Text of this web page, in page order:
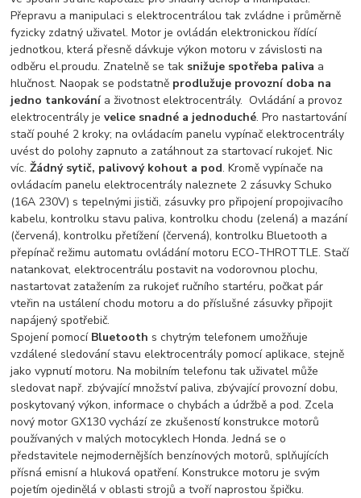
Přepravu a manipulaci s elektrocentrálou tak zvládne i průměrně
fyzicky zdatný uživatel. Motor je ovládán elektronickou řídící
jednotkou, která přesně dávkuje výkon motoru v závislosti na
odběru el.proudu. Znatelně se tak snižuje spotřeba paliva a
hlučnost. Naopak se podstatně prodlužuje provozní doba na
jedno tankovánía životnost elektrocentrály. Ovládání a provoz
elektrocentrály jevelice snadné a jednoduché. Pro nastartování
stačí pouhé 2 kroky; na ovládacím panelu vypínač elektrocentrály
uvést do polohy zapnuto a zatáhnout za startovací rukojeť. Nic
víc.Žádný sytič, palivový kohout a pod. Kromě vypínače na
ovládacím panelu elektrocentrály naleznete 2 zásuvky Schuko
(16A 230V) s tepelnými jističi, zásuvky pro připojení propojivacího
kabelu, kontrolku stavu paliva, kontrolku chodu (zelená) a mazání
(červená), kontrolku přetížení (červená), kontrolku Bluetooth a
přepínač režimu automatu ovládání motoru ECO-THROTTLE. Stačí
natankovat, elektrocentrálu postavit na vodorovnou plochu,
nastartovat zatažením za rukojeť ručního startéru, počkat pár
vteřin na ustálení chodu motoru a do příslušné zásuvky připojit
napájený spotřebič.
Spojení pomocí Bluetooth s chytrým telefonem umožňuje
vzdálené sledování stavu elektrocentrály pomocí aplikace, stejně
jako vypnutí motoru. Na mobilním telefonu tak uživatel může
sledovat např. zbývající množství paliva, zbývající provozní dobu,
poskytovaný výkon, informace o chybách a údržbě a pod. Zcela
nový motor GX130 vychází ze zkušeností konstrukce motorů
používaných v malých motocyklech Honda. Jedná se o
představitele nejmodernějších benzínových motorů, splňujících
přísná emisní a hluková opatření. Konstrukce motoru je svým
pojetím ojedinělá v oblasti strojů a tvoří naprostou špičku.